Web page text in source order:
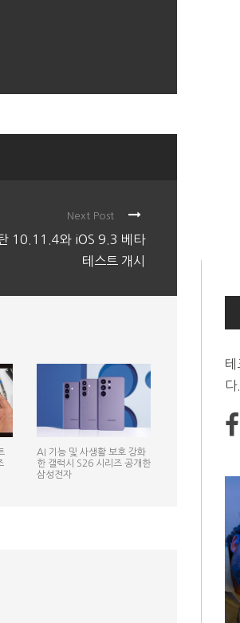
Next Post
10.11.4와 iOS 9.3 베타
테스트 개시
AI 기능 및 사생활 보호 강화
한 갤럭시 S26 시리즈 공개한
삼성전자
테
다.